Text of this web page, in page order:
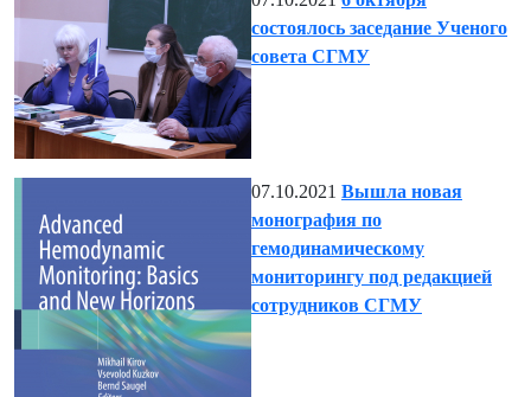
состоялось заседание Ученого
совета СГМУ
07.10.2021 Вышла новая
монография по
гемодинамическому
мониторингу под редакцией
сотрудников СГМУ